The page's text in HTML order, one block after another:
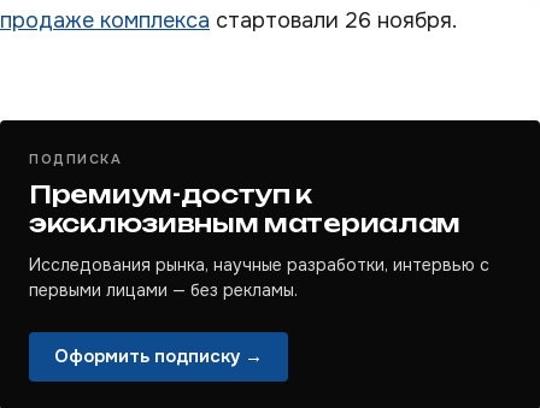
продаже комплекса стартовали 26 ноября.
ПОДПИСКА
Премиум-доступ к
эксклюзивным материалам
Исследования рынка, научные разработки, интервью с
первыми лицами — без рекламы.
Оформить подписку →